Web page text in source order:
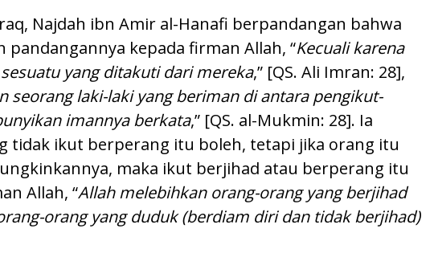
Najdah ibn Amir al-Hanafi berpandangan bahwa
kepada firman Allah, “Kecuali karena
yang ditakuti dari mereka,” [QS. Ali Imran: 28],
seorang laki-laki yang beriman di antara pengikut-
imannya berkata,” [QS. al-Mukmin: 28]. Ia
tidak ikut berperang itu boleh, tetapi jika orang itu
maka ikut berjihad atau berperang itu
Allah, “Allah melebihkan orang-orang yang berjihad
orang yang duduk (berdiam diri dan tidak berjihad)